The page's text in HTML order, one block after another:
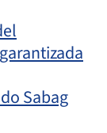
Sabag